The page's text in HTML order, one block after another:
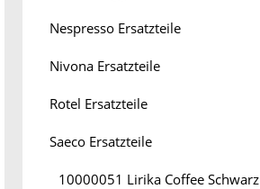
Nespresso Ersatzteile
Nivona Ersatzteile
Rotel Ersatzteile
Saeco Ersatzteile
10000051 Lirika Coffee Schwarz